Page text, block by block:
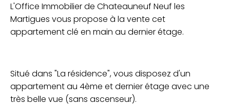
L'Office Immobilier de Chateauneuf Neuf les
Martigues vous propose à la vente cet
appartement clé en main au dernier étage.
Situé dans "La résidence", vous disposez d'un
appartement au 4ème et dernier étage avec une
très belle vue (sans ascenseur).